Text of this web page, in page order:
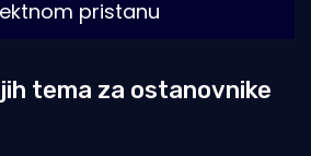
pristanu
tema za ostanovnike